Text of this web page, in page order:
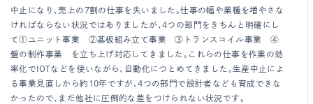
中止になり、売上の7割の仕事を失いました。仕事の幅や業種を増やさな
ければならない状況ではありましたが、4つの部門をきちんと明確にし
て①ユニット事業 ②基板組み立て事業 ③トランスコイル事業 ④
盤の制作事業 を立ち上げ対応してきました。これらの仕事を作業の効
率化でIOTなどを使いながら、自動化につとめてきました。生産中止によ
る事業見直しから約10年ですが、4つの部門で設計者なども育成できな
かったので、まだ他社に圧倒的な差をつけられない状況です。